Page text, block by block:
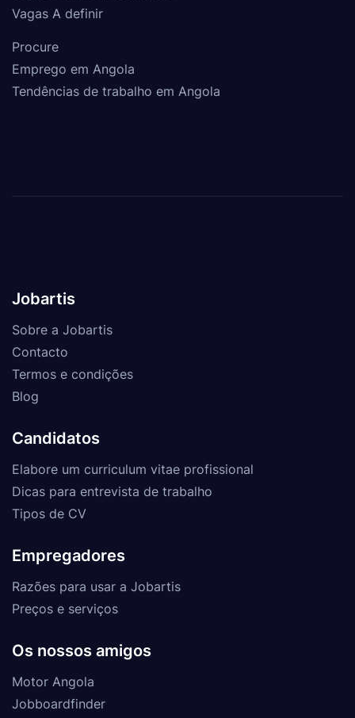
Vagas A definir
Procure
Emprego em Angola
Tendências de trabalho em Angola
Jobartis
Sobre a Jobartis
Contacto
Termos e condições
Blog
Candidatos
Elabore um curriculum vitae profissional
Dicas para entrevista de trabalho
Tipos de CV
Empregadores
Razões para usar a Jobartis
Preços e serviços
Os nossos amigos
Motor Angola
Jobboardfinder